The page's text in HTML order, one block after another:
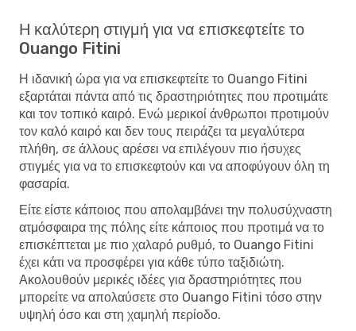
Η καλύτερη στιγμή για να επισκεφτείτε το
Ouango Fitini
Η ιδανική ώρα για να επισκεφτείτε το Ouango Fitini
εξαρτάται πάντα από τις δραστηριότητες που προτιμάτε
και τον τοπικό καιρό. Ενώ μερικοί άνθρωποι προτιμούν
τον καλό καιρό και δεν τους πειράζει τα μεγαλύτερα
πλήθη, σε άλλους αρέσει να επιλέγουν πιο ήσυχες
στιγμές για να το επισκεφτούν και να αποφύγουν όλη τη
φασαρία.
Είτε είστε κάποιος που απολαμβάνει την πολυσύχναστη
ατμόσφαιρα της πόλης είτε κάποιος που προτιμά να το
επισκέπτεται με πιο χαλαρό ρυθμό, το Ouango Fitini
έχει κάτι να προσφέρει για κάθε τύπο ταξιδιώτη.
Ακολουθούν μερικές ιδέες για δραστηριότητες που
μπορείτε να απολαύσετε στο Ouango Fitini τόσο στην
υψηλή όσο και στη χαμηλή περίοδο.